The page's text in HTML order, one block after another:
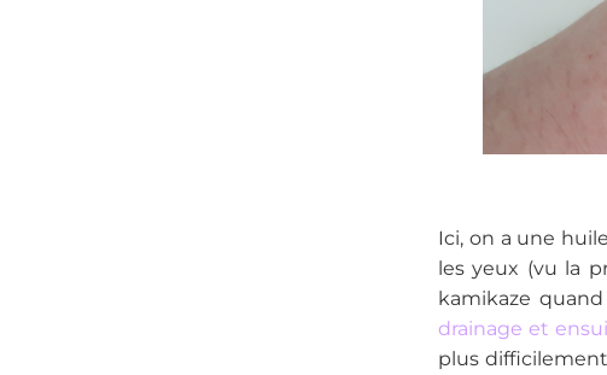
Ici, on a une
les yeux (vu la
kamikaze
drainage et
plus